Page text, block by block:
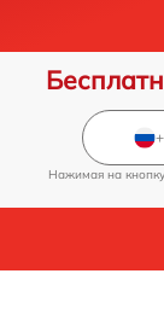
Нажимая на